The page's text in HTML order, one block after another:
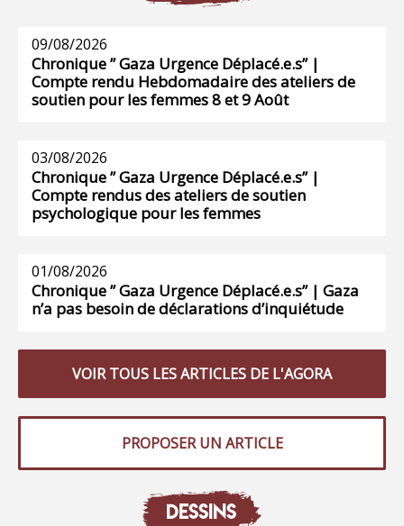
09/08/2026
Chronique ” Gaza Urgence Déplacé.e.s” |
Compte rendu Hebdomadaire des ateliers de
soutien pour les femmes 8 et 9 Août
03/08/2026
Chronique ” Gaza Urgence Déplacé.e.s” |
Compte rendus des ateliers de soutien
psychologique pour les femmes
01/08/2026
Chronique ” Gaza Urgence Déplacé.e.s” | Gaza
n’a pas besoin de déclarations d’inquiétude
VOIR TOUS LES ARTICLES DE L'AGORA
PROPOSER UN ARTICLE
DESSINS